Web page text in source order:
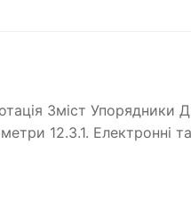
Зміст
12.3.1. Електронні